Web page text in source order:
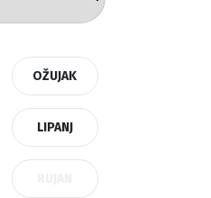
OŽUJAK
LIPANJ